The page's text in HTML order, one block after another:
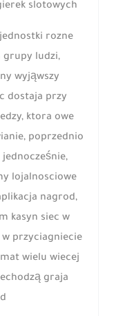
slotowych.
rozne
grupy ludzi,
wyjąwszy
dostaja przy
ktora owe
poprzednio
lojalnosciowe
nagrod,
kasyn siec w
przyciagniecie
wielu wiecej
graja